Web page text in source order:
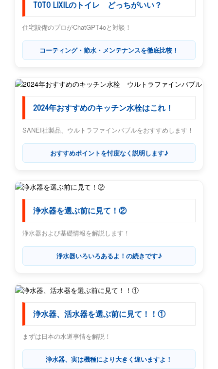
TOTO LIXILのトイレ どっちがいい？
住宅設備のプロがChatGPT4oと対談！
コーティング・節水・メンテナンスを徹底比較！
2024年おすすめのキッチン水栓はこれ！
SANEI社製品、ウルトラファインバブルをおすすめします！
おすすめポイントを忖度なく説明します♪
浄水器を選ぶ前に見て！②
浄水器および基礎情報を解説します！
浄水器いろいろあるよ！の続きです♪
浄水器、活水器を選ぶ前に見て！！①
まずは日本の水道事情を解説！
浄水器、実は機種により大きく違いますよ！